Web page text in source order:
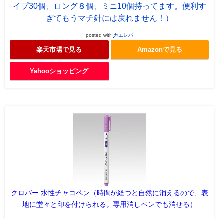
イプ30個、ロング８個、ミニ10個持ってます。便利す
ぎてもうマチ針には戻れません！）
posted with カエレバ
楽天市場で見る Amazonで見る
Yahooショッピング
クロバー 水性チャコペン（時間が経つと自然に消えるので、表
地に堂々と印を付けられる。専用消しペンでも消せる）